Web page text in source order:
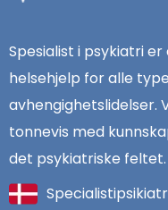
Spesialist i psykiatri
helsehjelp for alle
avhengighetslidelser.
tonnevis med
det psykiatriske feltet.